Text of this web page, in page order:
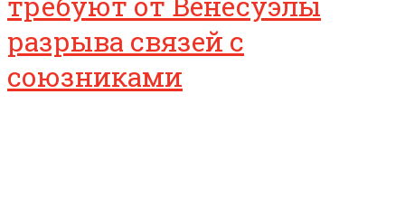
разрыва связей с
союзниками